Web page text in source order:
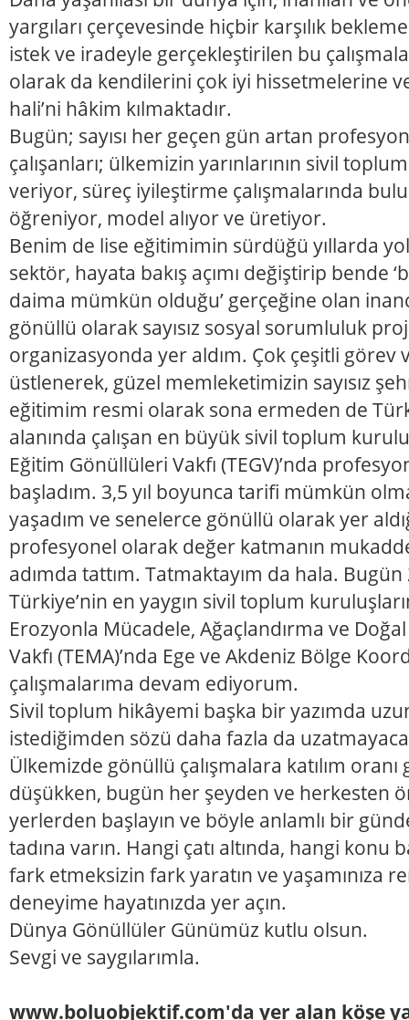
yargıları çerçevesinde hiçbir karşılık
istek ve iradeyle gerçekleştirilen bu
olarak da kendilerini çok iyi hissetmelerine
hali’ni hâkim kılmaktadır.
Bugün; sayısı her geçen gün artan
çalışanları; ülkemizin yarınlarının sivil
veriyor, süreç iyileştirme çalışmalarında
öğreniyor, model alıyor ve üretiyor.
Benim de lise eğitimimin sürdüğü yıllarda
sektör, hayata bakış açımı değiştirip bende
daima mümkün olduğu’ gerçeğine olan
gönüllü olarak sayısız sosyal sorumluluk
organizasyonda yer aldım. Çok çeşitli
üstlenerek, güzel memleketimizin sayısız
eğitimim resmi olarak sona ermeden de
alanında çalışan en büyük sivil toplum
Eğitim Gönüllüleri Vakfı (TEGV)’nda
başladım. 3,5 yıl boyunca tarifi mümkün
yaşadım ve senelerce gönüllü olarak yer
profesyonel olarak değer katmanın
adımda tattım. Tatmaktayım da hala. Bugün
Türkiye’nin en yaygın sivil toplum
Erozyonla Mücadele, Ağaçlandırma ve
Vakfı (TEMA)’nda Ege ve Akdeniz Bölge
çalışmalarıma devam ediyorum.
Sivil toplum hikâyemi başka bir yazımda
istediğimden sözü daha fazla da
Ülkemizde gönüllü çalışmalara katılım
düşükken, bugün her şeyden ve herkesten
yerlerden başlayın ve böyle anlamlı bir
tadına varın. Hangi çatı altında, hangi konu
fark etmeksizin fark yaratın ve yaşamınıza
deneyime hayatınızda yer açın.
Dünya Gönüllüler Günümüz kutlu olsun.
Sevgi ve saygılarımla.
www.boluobjektif.com'da yer alan köşe